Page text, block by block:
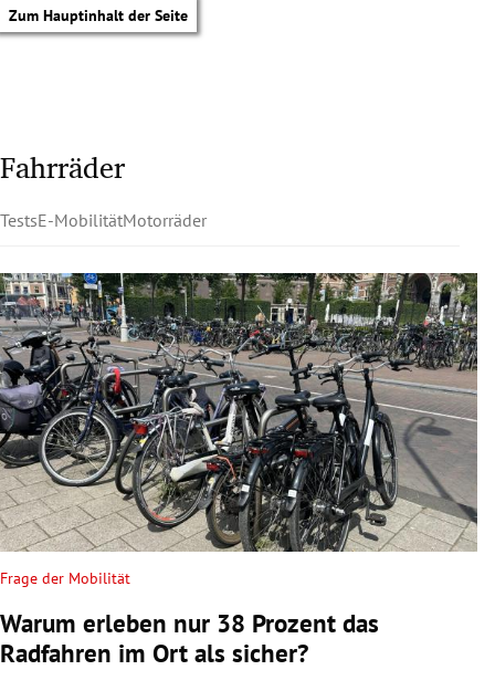
Zum Hauptinhalt der Seite
Untermenü
Untermenü
Untermenü
Untermenü
Fahrräder
TestsE-MobilitätMotorräder
Frage der Mobilität
Warum erleben nur 38 Prozent das
Radfahren im Ort als sicher?